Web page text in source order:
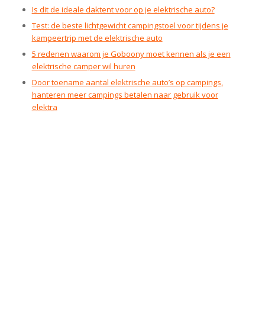
Is dit de ideale daktent voor op je elektrische auto?
Test: de beste lichtgewicht campingstoel voor tijdens je
kampeertrip met de elektrische auto
5 redenen waarom je Goboony moet kennen als je een
elektrische camper wil huren
Door toename aantal elektrische auto’s op campings,
hanteren meer campings betalen naar gebruik voor
elektra